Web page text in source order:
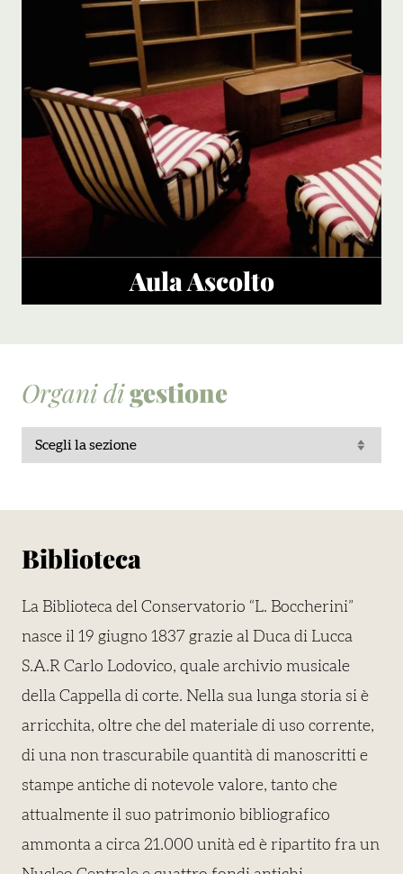
Aula Ascolto
Organi digestione
Biblioteca
La Biblioteca del Conservatorio “L. Boccherini”
nasce il 19 giugno 1837 grazie al Duca di Lucca
S.A.R Carlo Lodovico, quale archivio musicale
della Cappella di corte. Nella sua lunga storia si è
arricchita, oltre che del materiale di uso corrente,
di una non trascurabile quantità di manoscritti e
stampe antiche di notevole valore, tanto che
attualmente il suo patrimonio bibliografico
ammonta a circa 21.000 unità ed è ripartito fra un